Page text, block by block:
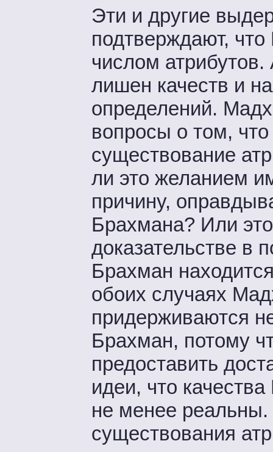
Эти и другие
подтверждают,
числом
лишен качеств и
определений.
вопросы о том, что
существование
ли это желанием
причину,
Брахмана? Или
доказательстве в
Брахман
обоих случаях
придерживаются
Брахман, потому
предоставить
идеи, что
не менее реальны.
существования